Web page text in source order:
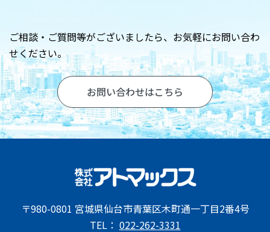
お問い合わせ
ご相談・ご質問等がございましたら、 お気軽にお問い合わ
せください。
お問い合わせはこちら
〒980-0801 宮城県仙台市青葉区木町通一丁目2番4号
TEL： 022-262-3331